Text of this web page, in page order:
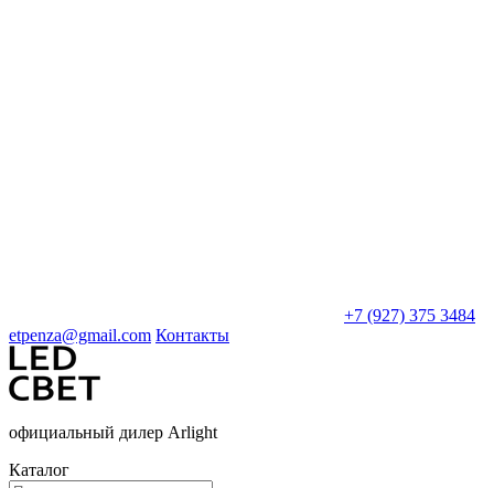
+7 (927) 375 3484
etpenza@gmail.com Контакты
официальный дилер Arlight
Каталог